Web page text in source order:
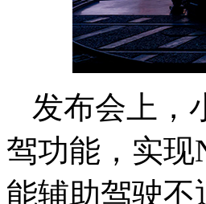
发布会上，
驾功能，实现
能辅助驾驶